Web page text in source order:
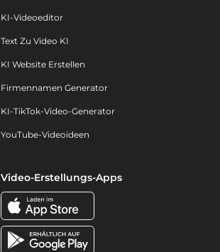
KI-Videoeditor
Text Zu Video KI
KI Website Erstellen
Firmennamen Generator
KI-TikTok-Video-Generator
YouTube-Videoideen
Video-Erstellungs-Apps